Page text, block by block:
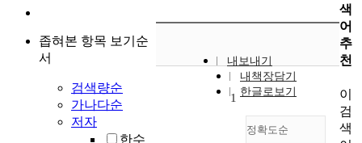
좁혀본 항목 보기순
서
검색량순
가나다순
저자
한수
내보내기
내책장담기
한글로보기
정확도순
1
색
어
추
천
이
검
색